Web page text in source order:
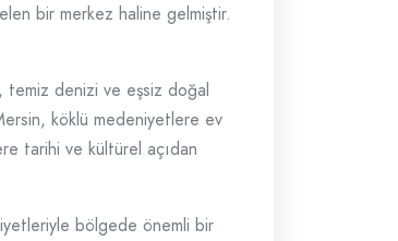
bir merkez haline gelmiştir.
temiz denizi ve eşsiz doğal
köklü medeniyetlere ev
tarihi ve kültürel açıdan
bölgede önemli bir